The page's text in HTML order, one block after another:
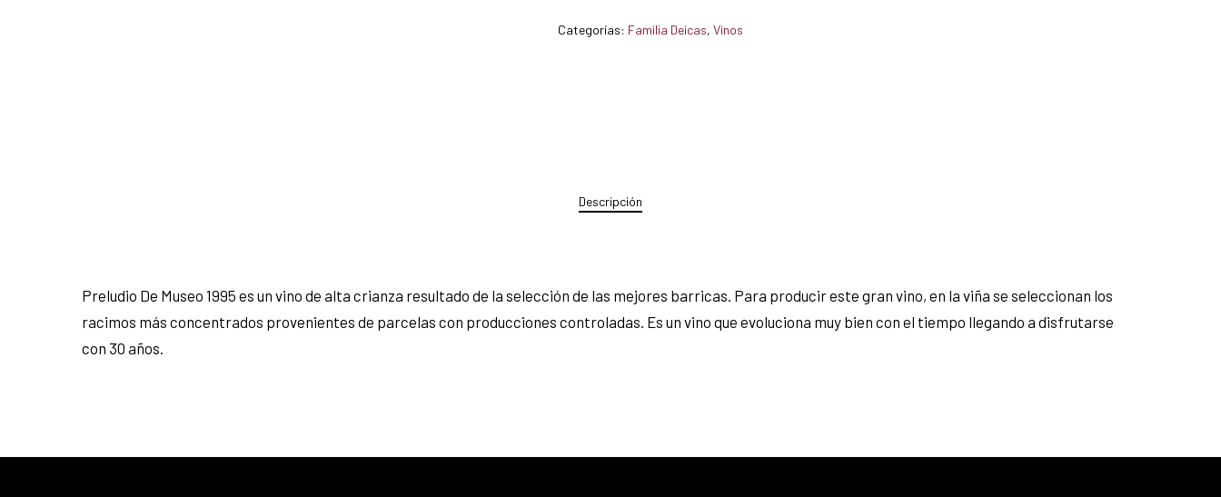
Categorías: Familia Deicas, Vinos
Descripción
Preludio De Museo 1995 es un vino de alta crianza resultado de la selección de las mejores barricas. Para producir este gran vino, en la viña se seleccionan los
racimos más concentrados provenientes de parcelas con producciones controladas. Es un vino que evoluciona muy bien con el tiempo llegando a disfrutarse
con 30 años.